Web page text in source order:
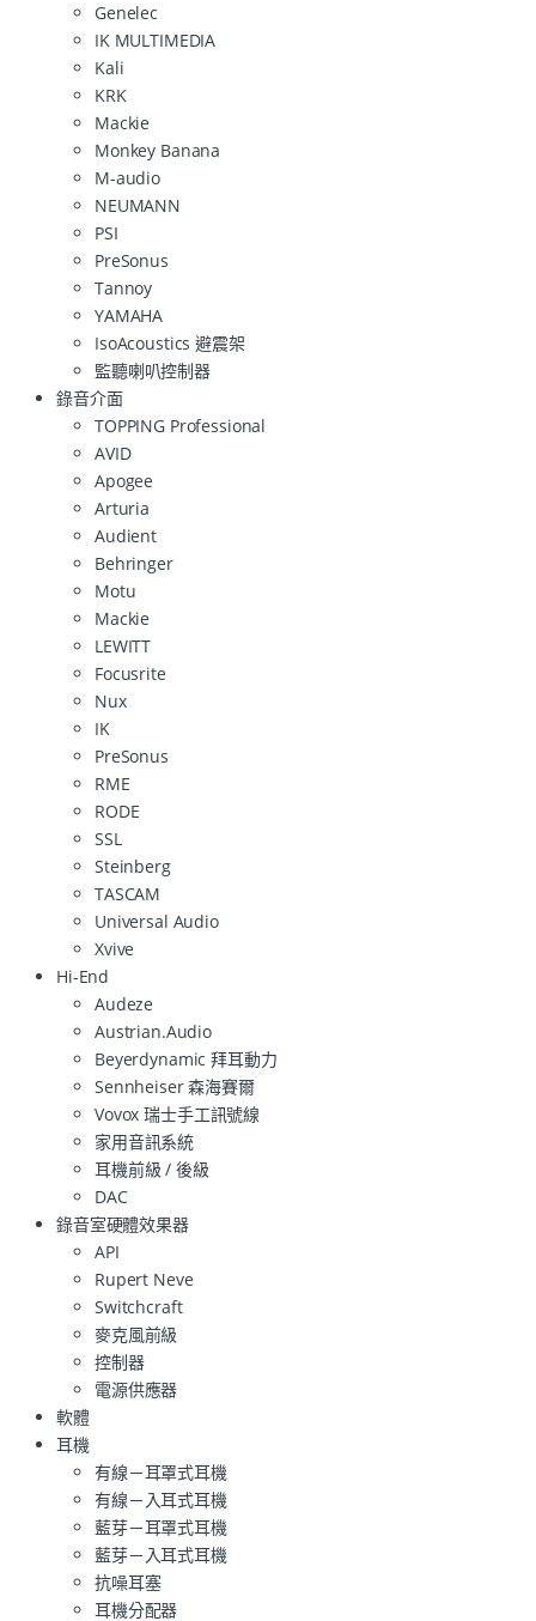
Genelec
IK MULTIMEDIA
Kali
KRK
Mackie
Monkey Banana
M-audio
NEUMANN
PSI
PreSonus
Tannoy
YAMAHA
IsoAcoustics 避震架
監聽喇叭控制器
錄音介面
TOPPING Professional
AVID
Apogee
Arturia
Audient
Behringer
Motu
Mackie
LEWITT
Focusrite
Nux
IK
PreSonus
RME
RODE
SSL
Steinberg
TASCAM
Universal Audio
Xvive
Hi-End
Audeze
Austrian.Audio
Beyerdynamic 拜耳動力
Sennheiser 森海賽爾
Vovox 瑞士手工訊號線
家用音訊系統
耳機前級 / 後級
DAC
錄音室硬體效果器
API
Rupert Neve
Switchcraft
麥克風前級
控制器
電源供應器
軟體
耳機
有線－耳罩式耳機
有線－入耳式耳機
藍芽－耳罩式耳機
藍芽－入耳式耳機
抗噪耳塞
耳機分配器